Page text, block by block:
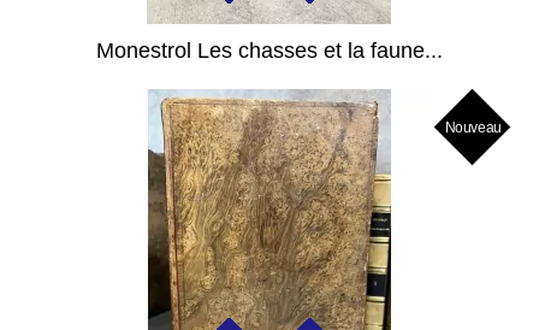
Monestrol Les chasses et la faune...
Nouveau